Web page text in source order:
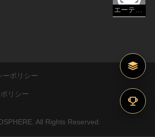
エーテル戦線
ーポリシー
リシー
All Rights Reserved.